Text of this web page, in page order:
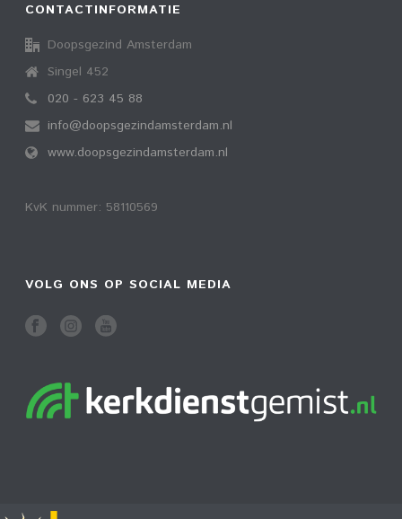
CONTACTINFORMATIE
Doopsgezind Amsterdam
Singel 452
020 - 623 45 88
info@doopsgezindamsterdam.nl
www.doopsgezindamsterdam.nl
KvK nummer: 58110569
VOLG ONS OP SOCIAL MEDIA